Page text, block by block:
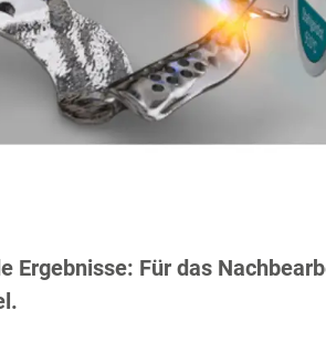
Ergebnisse: Für das